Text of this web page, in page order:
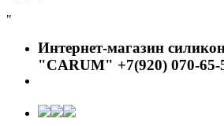
"
Интернет-магазин
"CARUM" +7(920) 070-65-